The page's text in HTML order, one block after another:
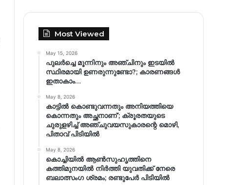
Most Viewed
May 15, 2026
പുലർച്ചെ മൂന്നിനും അഞ്ചിനും ഇടയിൽ
സ്ഥിരമായി ഉണരുന്നുണ്ടോ?; കാരണങ്ങള്‍
ഇതാകാം…
May 8, 2026
കാട്ടിൽ കൊണ്ടുവന്നതും അനിയത്തിയെ
കൊന്നതും അച്ഛനാണ്’; ക്രൂരതയുടെ
ചുരുളഴിച്ച് അഞ്ചുവയസുകാരന്റെ മൊഴി,
പിതാവ് പിടിയിൽ
May 8, 2026
കൊച്ചിയിൽ ആൺസുഹൃത്തിനെ
കത്തിമുനയിൽ നിർത്തി യുവതിക്ക് നേരെ
ബലാത്സംഗ​ ശ്രമം; രണ്ടുപേർ പിടിയിൽ